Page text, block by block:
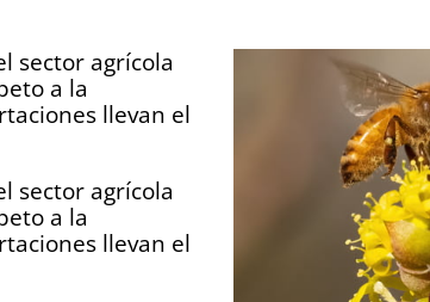
sector agrícola
a la
llevan el
sector agrícola
a la
llevan el